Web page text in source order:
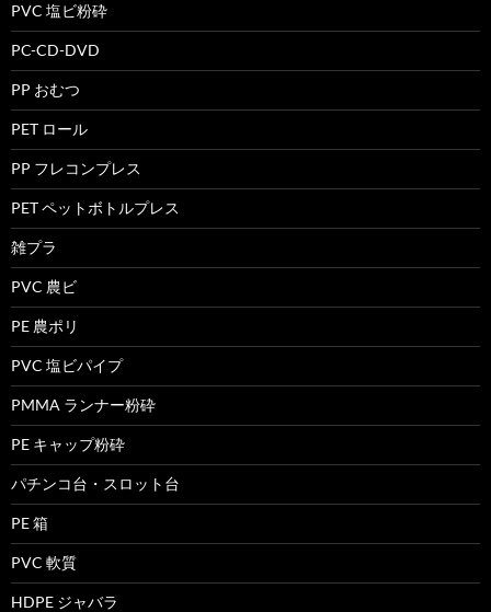
PVC 塩ビ粉砕
PC-CD-DVD
PP おむつ
PET ロール
PP フレコンプレス
PET ペットボトルプレス
雑プラ
PVC 農ビ
PE 農ポリ
PVC 塩ビパイプ
PMMA ランナー粉砕
PE キャップ粉砕
パチンコ台・スロット台
PE 箱
PVC 軟質
HDPE ジャバラ